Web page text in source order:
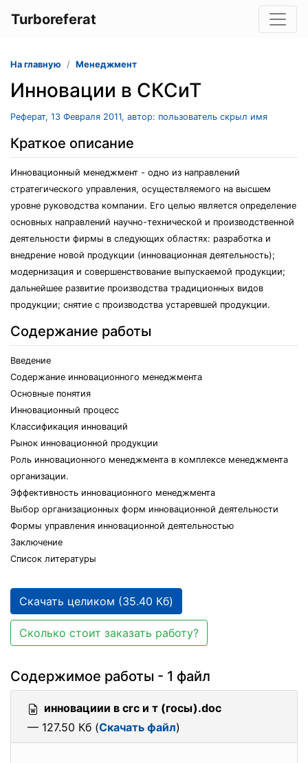
Turboreferat
На главную Менеджмент
Инновации в СКСиТ
Реферат, 13 Февраля 2011, автор: пользователь скрыл имя
Краткое описание
Инновационный менеджмент - одно из направлений
стратегического управления, осуществляемого на высшем
уровне руководства компании. Его целью является определение
основных направлений научно-технической и производственной
деятельности фирмы в следующих областях: разработка и
внедрение новой продукции (инновационная деятельность);
модернизация и совершенствование выпускаемой продукции;
дальнейшее развитие производства традиционных видов
продукции; снятие с производства устаревшей продукции.
Содержание работы
Введение
Содержание инновационного менеджмента
Основные понятия
Инновационный процесс
Классификация инноваций
Рынок инновационной продукции
Роль инновационного менеджмента в комплексе менеджмента
организации.
Эффективность инновационного менеджмента
Выбор организационных форм инновационной деятельности
Формы управления инновационной деятельностью
Заключение
Список литературы
Скачать целиком (35.40 Кб)
Сколько стоит заказать работу?
Содержимое работы - 1 файл
инновациии в crc и т (госы).doc
— 127.50 Кб (Скачать файл)